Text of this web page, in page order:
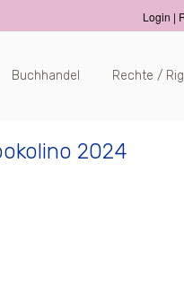
Login |
Buchhandel Rechte /
2024